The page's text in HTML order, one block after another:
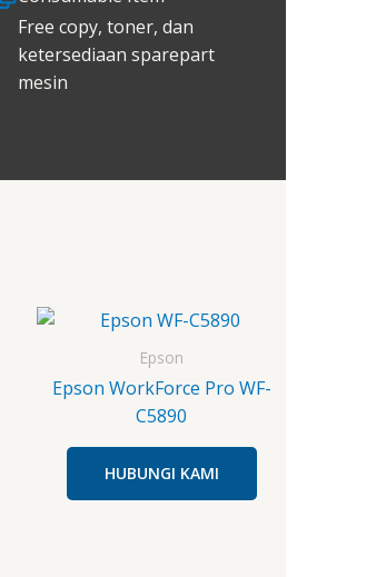
Free copy, toner, dan
ketersediaan sparepart
mesin
Epson
Epson WorkForce Pro WF-
C5890
HUBUNGI KAMI